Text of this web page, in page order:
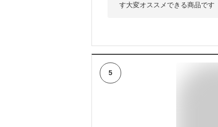
す大変オススメできる商品です
5